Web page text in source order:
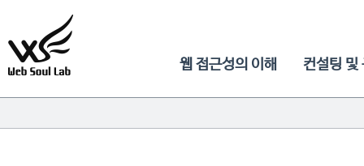
웹 접근성의 이해 컨설팅 및